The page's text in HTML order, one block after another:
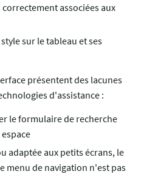
associées aux
sur le tableau et ses
présentent des lacunes
d'assistance :
le formulaire de recherche
adaptée aux petits écrans, le
menu de navigation n'est pas